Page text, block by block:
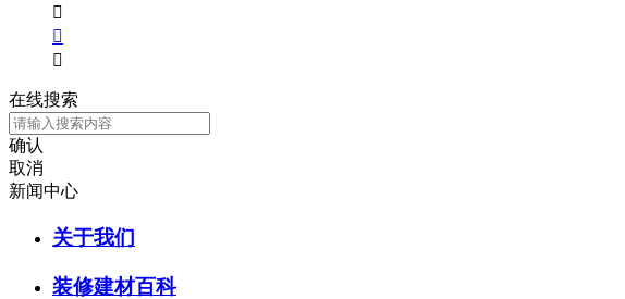



在线搜索
确认
取消
新闻中心
关于我们
装修建材百科